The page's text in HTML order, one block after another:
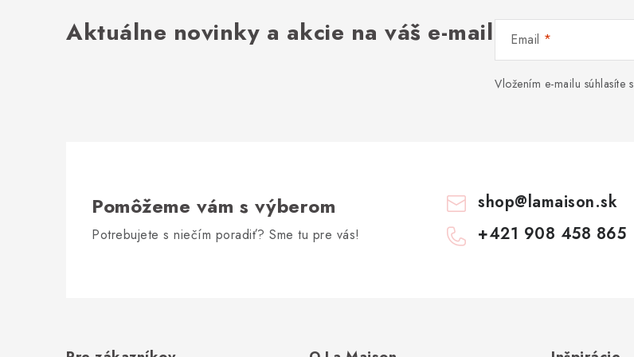
Aktuálne novinky a akcie na váš e-mail Email
Vložením e-mailu súhlasíte s
Pomôžeme vám s výberom
Potrebujete s niečím poradiť? Sme tu pre vás!
shop@lamaison.sk
+421 908 458 865